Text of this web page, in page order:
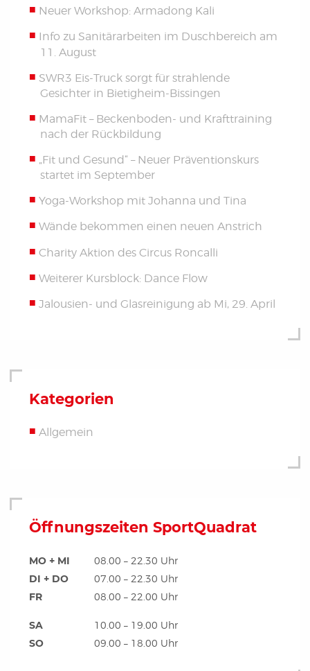
Neuer Workshop: Armadong Kali
Info zu Sanitärarbeiten im Duschbereich am
11. August
SWR3 Eis-Truck sorgt für strahlende
Gesichter in Bietigheim-Bissingen
MamaFit – Beckenboden- und Krafttraining
nach der Rückbildung
„Fit und Gesund“ – Neuer Präventionskurs
startet im September
Yoga-Workshop mit Johanna und Tina
Wände bekommen einen neuen Anstrich
Charity Aktion des Circus Roncalli
Weiterer Kursblock: Dance Flow
Jalousien- und Glasreinigung ab Mi, 29. April
Kategorien
Allgemein
Öffnungszeiten SportQuadrat
MO + MI 08.00 – 22.30 Uhr
DI + DO 07.00 – 22.30 Uhr
FR 08.00 – 22.00 Uhr
SA 10.00 – 19.00 Uhr
SO 09.00 – 18.00 Uhr